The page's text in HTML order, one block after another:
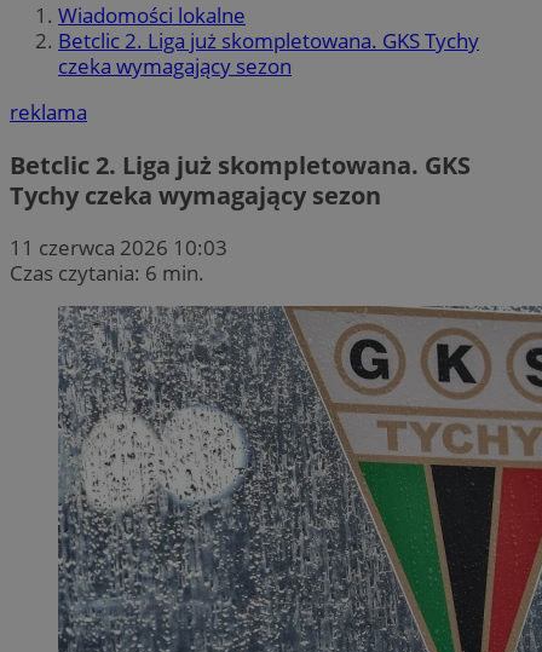
Wiadomości lokalne
Betclic 2. Liga już skompletowana. GKS Tychy
czeka wymagający sezon
reklama
Betclic 2. Liga już skompletowana. GKS
Tychy czeka wymagający sezon
11 czerwca 2026 10:03
Czas czytania: 6 min.